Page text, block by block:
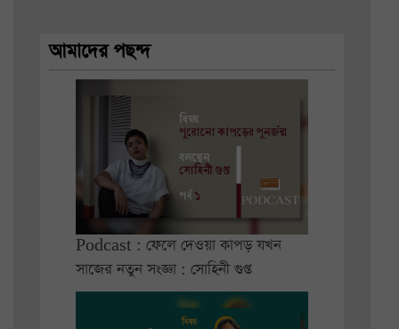
আমাদের পছন্দ
Podcast : ফেলে দেওয়া কাপড় যখন
সাজের নতুন সংজ্ঞা : সোহিনী গুপ্ত